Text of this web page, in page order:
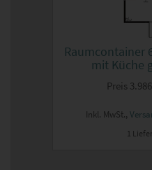
Raumcontainer
mit Küche
Preis
Inkl. MwSt.,
1